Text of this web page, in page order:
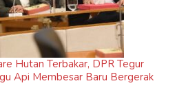
Hutan Terbakar, DPR Tegur
Api Membesar Baru Bergerak